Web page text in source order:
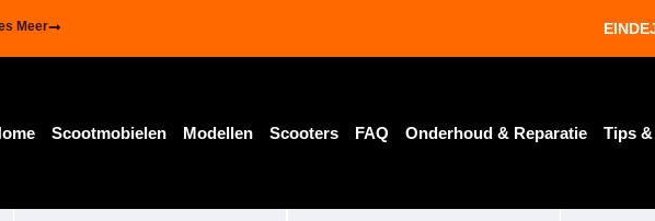
Meer
Scootmobielen Modellen Scooters FAQ Onderhoud & Reparatie Tips